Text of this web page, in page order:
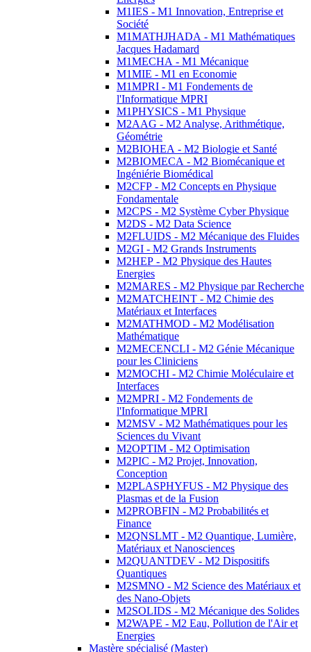
M1IES - M1 Innovation, Entreprise et
Société
M1MATHJHADA - M1 Mathématiques
Jacques Hadamard
M1MECHA - M1 Mécanique
M1MIE - M1 en Economie
M1MPRI - M1 Fondements de
l'Informatique MPRI
M1PHYSICS - M1 Physique
M2AAG - M2 Analyse, Arithmétique,
Géométrie
M2BIOHEA - M2 Biologie et Santé
M2BIOMECA - M2 Biomécanique et
Ingéniérie Biomédical
M2CFP - M2 Concepts en Physique
Fondamentale
M2CPS - M2 Système Cyber Physique
M2DS - M2 Data Science
M2FLUIDS - M2 Mécanique des Fluides
M2GI - M2 Grands Instruments
M2HEP - M2 Physique des Hautes
Energies
M2MARES - M2 Physique par Recherche
M2MATCHEINT - M2 Chimie des
Matériaux et Interfaces
M2MATHMOD - M2 Modélisation
Mathématique
M2MECENCLI - M2 Génie Mécanique
pour les Cliniciens
M2MOCHI - M2 Chimie Moléculaire et
Interfaces
M2MPRI - M2 Fondements de
l'Informatique MPRI
M2MSV - M2 Mathématiques pour les
Sciences du Vivant
M2OPTIM - M2 Optimisation
M2PIC - M2 Projet, Innovation,
Conception
M2PLASPHYFUS - M2 Physique des
Plasmas et de la Fusion
M2PROBFIN - M2 Probabilités et
Finance
M2QNSLMT - M2 Quantique, Lumière,
Matériaux et Nanosciences
M2QUANTDEV - M2 Dispositifs
Quantiques
M2SMNO - M2 Science des Matériaux et
des Nano-Objets
M2SOLIDS - M2 Mécanique des Solides
M2WAPE - M2 Eau, Pollution de l'Air et
Energies
Mastère spécialisé (Master)